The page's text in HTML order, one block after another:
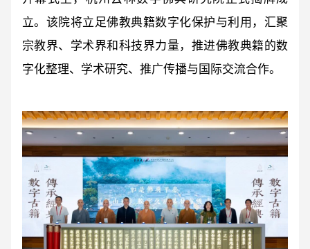
立。该院将立足佛教典籍数字化保护与利用，汇聚
宗教界、学术界和科技界力量，推进佛教典籍的数
字化整理、学术研究、推广传播与国际交流合作。